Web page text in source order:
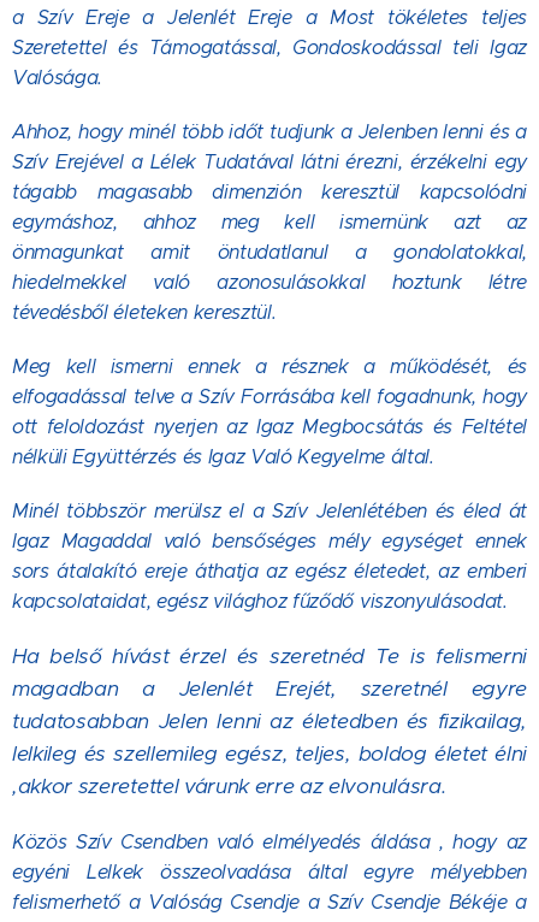
a Szív Ereje a Jelenlét Ereje a Most tökéletes teljes
Szeretettel és Támogatással, Gondoskodással teli Igaz
Valósága.
Ahhoz, hogy minél több időt tudjunk a Jelenben lenni és a
Szív Erejével a Lélek Tudatával látni érezni, érzékelni egy
tágabb magasabb dimenzión keresztül kapcsolódni
egymáshoz, ahhoz meg kell ismernünk azt az
önmagunkat amit öntudatlanul a gondolatokkal,
hiedelmekkel való azonosulásokkal hoztunk létre
tévedésből életeken keresztül.
Meg kell ismerni ennek a résznek a működését, és
elfogadással telve a Szív Forrásába kell fogadnunk, hogy
ott feloldozást nyerjen az Igaz Megbocsátás és Feltétel
nélküli Együttérzés és Igaz Való Kegyelme által.
Minél többször merülsz el a Szív Jelenlétében és éled át
Igaz Magaddal való bensőséges mély egységet ennek
sors átalakító ereje áthatja az egész életedet, az emberi
kapcsolataidat, egész világhoz fűződő viszonyulásodat.
Ha belső hívást érzel és szeretnéd Te is felismerni
magadban a Jelenlét Erejét, szeretnél egyre
tudatosabban Jelen lenni az életedben és fizikailag,
lelkileg és szellemileg egész, teljes, boldog életet élni
,akkor szeretettel várunk erre az elvonulásra.
Közös Szív Csendben való elmélyedés áldása , hogy az
egyéni Lelkek összeolvadása által egyre mélyebben
felismerhető a Valóság Csendje a Szív Csendje Békéje a